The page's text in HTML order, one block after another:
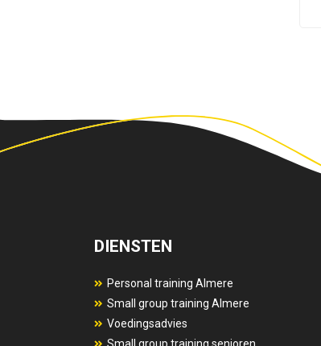
DIENSTEN
Personal training Almere
Small group training Almere
Voedingsadvies
Small group training senioren